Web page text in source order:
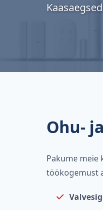
Ohu-
Pakume
töökogemust